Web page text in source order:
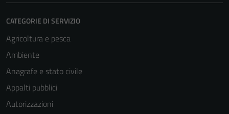
CATEGORIE DI SERVIZIO
Agricoltura e pesca
Ambiente
Anagrafe e stato civile
Appalti pubblici
Autorizzazioni